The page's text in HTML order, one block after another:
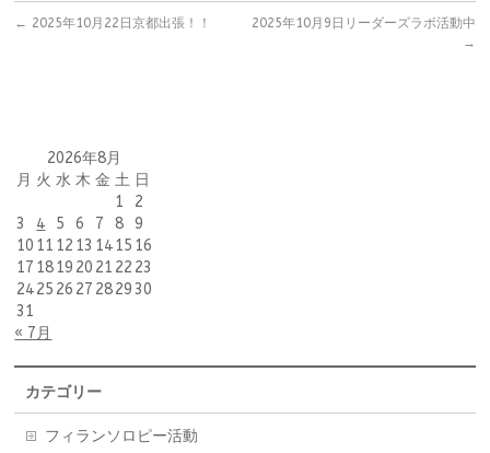
← 2025年10月22日京都出張！！
2025年10月9日リーダーズラボ活動中
→
2026年8月
月 火 水 木 金 土 日
1
2
3
4 5 6 7 8
9
10 11 12 13 1415 16
17 1819 20 21 22 23
2425 26 27 2829 30
31
« 7月
カテゴリー
フィランソロピー活動